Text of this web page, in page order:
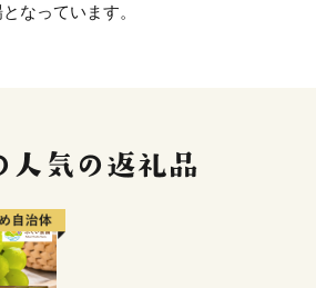
なっています。